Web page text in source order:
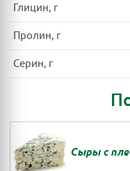
Глицин, г
Пролин, г
Серин, г
Сыры с